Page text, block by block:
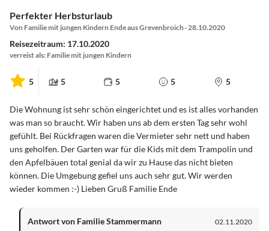
Perfekter Herbsturlaub
Von Familie mit jungen Kindern Ende aus Grevenbroich · 28.10.2020
Reisezeitraum: 17.10.2020
verreist als: Familie mit jungen Kindern
5 5 5 5 5
Die Wohnung ist sehr schön eingerichtet und es ist alles vorhanden
was man so braucht. Wir haben uns ab dem ersten Tag sehr wohl
gefühlt. Bei Rückfragen waren die Vermieter sehr nett und haben
uns geholfen. Der Garten war für die Kids mit dem Trampolin und
den Apfelbäuen total genial da wir zu Hause das nicht bieten
können. Die Umgebung gefiel uns auch sehr gut. Wir werden
wieder kommen :-) Lieben Gruß Familie Ende
Antwort von Familie Stammermann
02.11.2020